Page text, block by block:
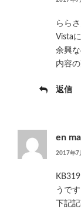
らら
Vista
余興
内容
返信
en ma
2017年7
うです
下記